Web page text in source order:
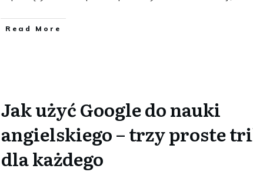
​Read More
Jak użyć Google do nauki
angielskiego – trzy proste
dla każdego